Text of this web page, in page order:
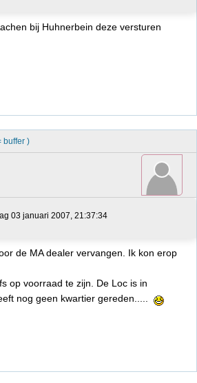
bij Huhnerbein deze versturen
buffer )
03 januari 2007, 21:37:34
de MA dealer vervangen. Ik kon erop
op voorraad te zijn. De Loc is in
nog geen kwartier gereden.....